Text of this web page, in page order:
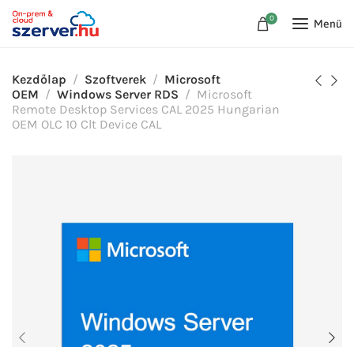
0 Menü
Kezdőlap Szoftverek
Microsoft
OEM
Windows Server RDS
Microsoft
Remote Desktop Services CAL 2025 Hungarian
OEM OLC 10 Clt Device CAL